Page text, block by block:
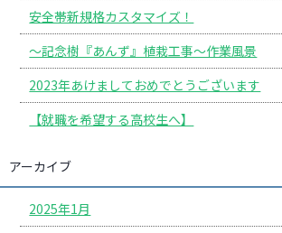
安全帯新規格カスタマイズ！
〜記念樹『あんず』植栽工事〜作業風景
2023年あけましておめでとうございます
【就職を希望する高校生へ】
アーカイブ
2025年1月